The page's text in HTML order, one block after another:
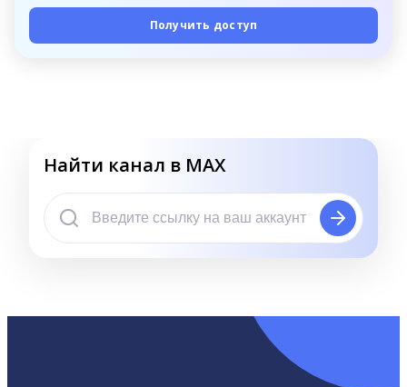
Получить доступ
Найти канал в MAX